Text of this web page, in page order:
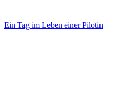
Ein Tag im Leben einer Pilotin